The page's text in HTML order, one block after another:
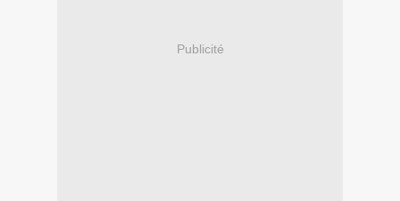
Publicité